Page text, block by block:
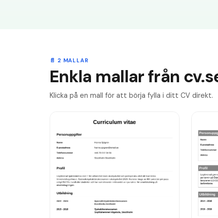
📄 2 MALLAR
Enkla mallar från
Klicka på en mall för att börja fylla i ditt CV direkt.